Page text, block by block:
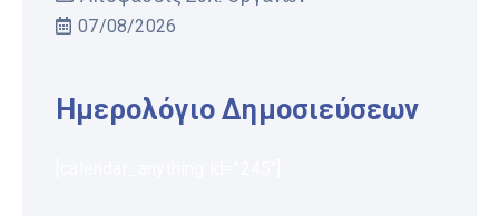
07/08/2026
Ημερολόγιο Δημοσιεύσεων